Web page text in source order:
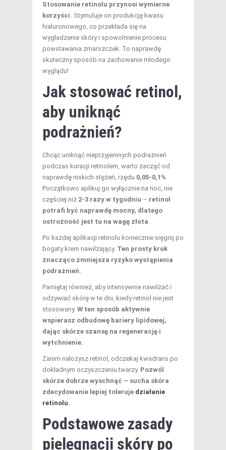
Stosowanie retinolu przynosi wymierne
korzyści. Stymuluje on produkcję kwasu
hialuronowego, co przekłada się na
wygładzenie skóry i spowolnienie procesu
powstawania zmarszczek. To naprawdę
skuteczny sposób na zachowanie młodego
wyglądu!
Jak stosować retinol,
aby uniknąć
podrażnień?
Chcąc uniknąć nieprzyjemnych podrażnień
podczas kuracji retinolem, warto zacząć od
naprawdę niskich stężeń, rzędu 0,05-0,1%.
Początkowo aplikuj go wyłącznie na noc, nie
częściej niż 2-3 razy w tygodniu – retinol
potrafi być naprawdę mocny, dlatego
ostrożność jest tu na wagę złota.
Po każdej aplikacji retinolu koniecznie sięgnij po
bogaty krem nawilżający. Ten prosty krok
znacząco zmniejsza ryzyko wystąpienia
podrażnień.
Pamiętaj również, aby intensywnie nawilżać i
odżywiać skórę w te dni, kiedy retinol nie jest
stosowany. W ten sposób aktywnie
wspierasz odbudowę bariery lipidowej,
dając skórze szansę na regenerację i
wytchnienie.
Zanim nałożysz retinol, odczekaj kwadrans po
dokładnym oczyszczeniu twarzy. Pozwól
skórze dobrze wyschnąć – sucha skóra
zdecydowanie lepiej toleruje działanie
retinolu.
Podstawowe zasady
pielęgnacji skóry po